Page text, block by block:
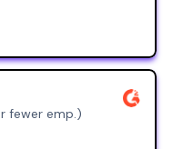
from us after
fewer emp.)